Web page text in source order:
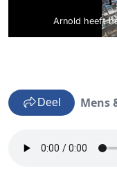
Arnold heeft
Deel Mens